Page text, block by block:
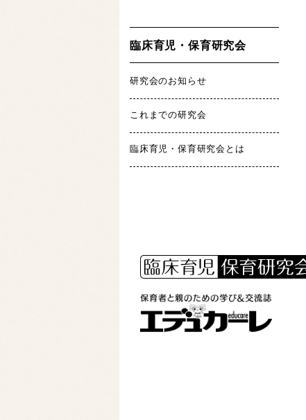
臨床育児・保育研究会
研究会のお知らせ
これまでの研究会
臨床育児・保育研究会とは